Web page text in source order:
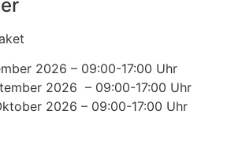
2026 – 09:00-17:00 Uhr
2026 – 09:00-17:00 Uhr
2026 – 09:00-17:00 Uhr